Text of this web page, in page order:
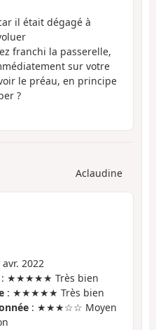
il était dégagé à
franchi la passerelle,
sur votre
le préau, en principe
?
Aclaudine
avr. 2022
: ★★★★★ Très bien
: ★★★★★ Très bien
: ★★★☆☆ Moyen